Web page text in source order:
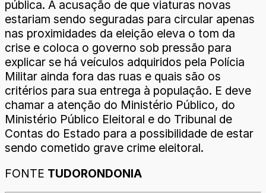
pública. A acusação de que viaturas novas
estariam sendo seguradas para circular apenas
nas proximidades da eleição eleva o tom da
crise e coloca o governo sob pressão para
explicar se há veículos adquiridos pela Polícia
Militar ainda fora das ruas e quais são os
critérios para sua entrega à população. E deve
chamar a atenção do Ministério Público, do
Ministério Público Eleitoral e do Tribunal de
Contas do Estado para a possibilidade de estar
sendo cometido grave crime eleitoral.
FONTE TUDORONDONIA